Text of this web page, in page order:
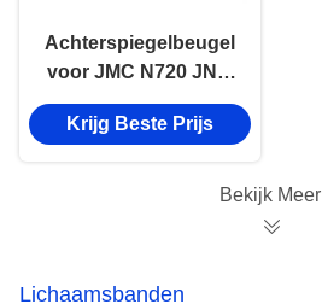
Achterspiegelbeugel
voor JMC N720 JN3-
17682-BA-1 Truck
Auto Part
Krijg Beste Prijs
Bekijk Meer
Lichaamsbanden